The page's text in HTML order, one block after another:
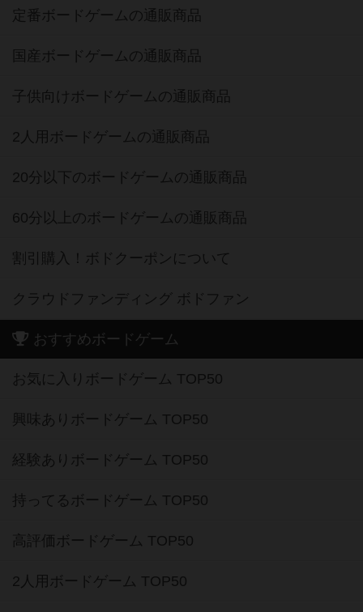
定番ボードゲームの通販商品
国産ボードゲームの通販商品
子供向けボードゲームの通販商品
2人用ボードゲームの通販商品
20分以下のボードゲームの通販商品
60分以上のボードゲームの通販商品
割引購入！ボドクーポンについて
クラウドファンディング ボドファン
おすすめボードゲーム
お気に入りボードゲーム TOP50
興味ありボードゲーム TOP50
経験ありボードゲーム TOP50
持ってるボードゲーム TOP50
高評価ボードゲーム TOP50
2人用ボードゲーム TOP50